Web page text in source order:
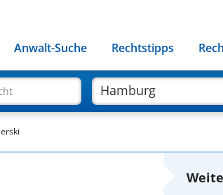
Anwalt-Suche Rechtstipps